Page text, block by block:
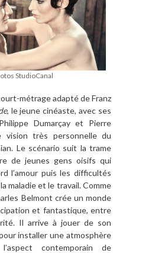
StudioCanal
métrage adapté de Franz
, le jeune cinéaste, avec ses
Dumarçay et Pierre
vision très personnelle du
Le scénario suit la trame
de jeunes gens oisifs qui
l’amour puis les difficultés
maladie et le travail. Comme
Belmont crée un monde
et fantastique, entre
Il arrive à jouer de son
installer une atmosphère
contemporain de